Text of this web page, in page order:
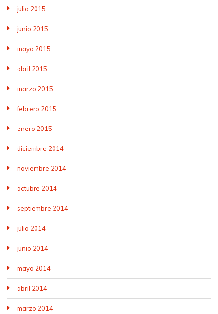
julio 2015
junio 2015
mayo 2015
abril 2015
marzo 2015
febrero 2015
enero 2015
diciembre 2014
noviembre 2014
octubre 2014
septiembre 2014
julio 2014
junio 2014
mayo 2014
abril 2014
marzo 2014